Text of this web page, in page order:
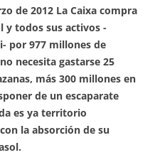
de 2012 La Caixa compra
y todos sus activos -
por 977 millones de
necesita gastarse 25
más 300 millones en
de un escaparate
es ya territorio
la absorción de su